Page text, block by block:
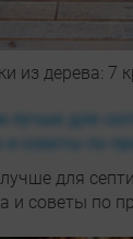
из дерева: 7
для
и советы по